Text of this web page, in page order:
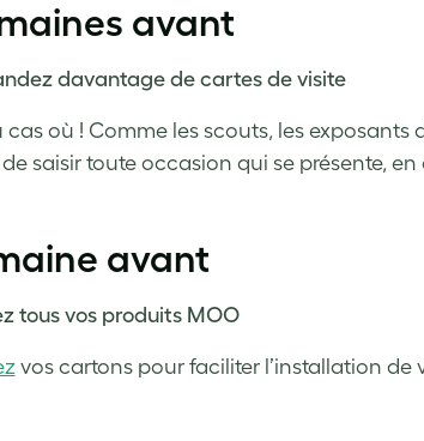
avant
davantage de cartes de visite
cas où ! Comme les scouts, les
saisir toute occasion qui se présente,
avant
tous vos produits MOO
vos cartons pour faciliter l’installation de